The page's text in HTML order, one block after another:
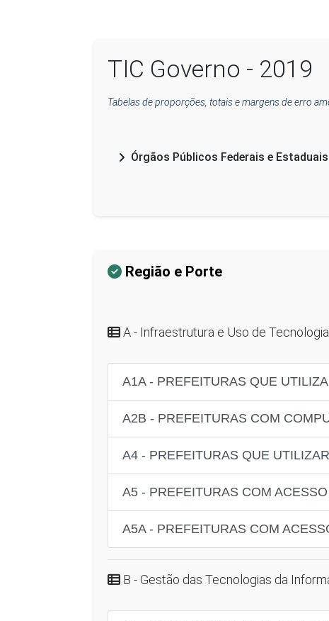
TIC Governo - 2019
Tabelas de proporções, totais e margens de erro
Órgãos Públicos Federais e Estaduais
Região e Porte
A - Infraestrutura e Uso de
A1A - PREFEITURAS QUE
A2B - PREFEITURAS COM
A4 - PREFEITURAS QUE
A5 - PREFEITURAS COM
A5A - PREFEITURAS COM
B - Gestão das Tecnologias da